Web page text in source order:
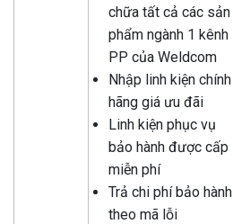
chữa tất cả các sản
phẩm ngành 1 kênh
PP của Weldcom
Nhập linh kiện chính
hãng giá ưu đãi
Linh kiện phục vụ
bảo hành được cấp
miễn phí
Trả chi phí bảo hành
theo mã lỗi